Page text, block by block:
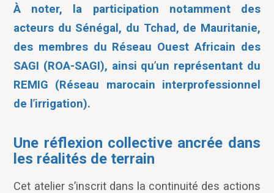
À noter, la participation notamment des
acteurs du Sénégal, du Tchad, de Mauritanie,
des membres du Réseau Ouest Africain des
SAGI (ROA-SAGI), ainsi qu’un représentant du
REMIG (Réseau marocain interprofessionnel
de l’irrigation).
Une réflexion collective ancrée dans
les réalités de terrain
Cet atelier s’inscrit dans la continuité des actions